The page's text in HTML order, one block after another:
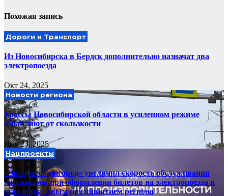
Похожая запись
Дороги и Транспорт
Из Новосибирска в Бердск дополнительно назначат два
электропоезда
Окт 24, 2025
Новости региона
Трассы Новосибирской области в усиленном режиме
избавляют от скользкости
Янв 23, 2025
Нацпроекты
«Экспресс-пригород» увеличил скорость обслуживания
пассажиров при оформлении билетов на электропоезда и
стал образцовым предприятием региона